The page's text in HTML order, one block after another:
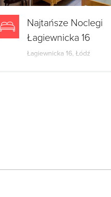
Najtańsze Noclegi
Łagiewnicka 16
Łagiewnicka 16, Łódź